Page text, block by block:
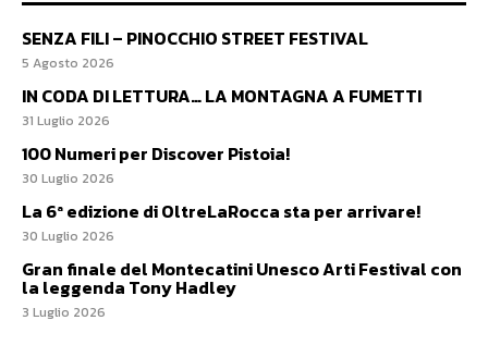
SENZA FILI – PINOCCHIO STREET FESTIVAL
5 Agosto 2026
IN CODA DI LETTURA… LA MONTAGNA A FUMETTI
31 Luglio 2026
100 Numeri per Discover Pistoia!
30 Luglio 2026
La 6ª edizione di OltreLaRocca sta per arrivare!
30 Luglio 2026
Gran finale del Montecatini Unesco Arti Festival con
la leggenda Tony Hadley
3 Luglio 2026